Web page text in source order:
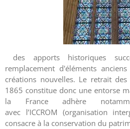
des apports historiques
remplacement d'éléments
créations nouvelles. Le retrait
1865 constitue donc une entorse
la France adhère
avec l’ICCROM (organisation
consacre à la conservation du